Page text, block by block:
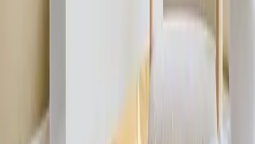
Temperatur der Trockensauna